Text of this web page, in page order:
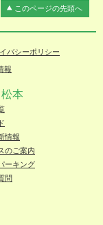
このページの先頭へ
バシーポリシー
報
本
情報
のご案内
ーキング
問